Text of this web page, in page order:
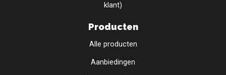
klant)
Producten
Alle producten
Aanbiedingen